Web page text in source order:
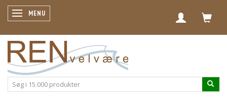
SKIFTE NAVIGATION
MENU